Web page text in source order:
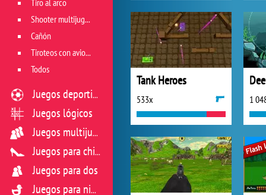
Tank Heroes
533x 1
Tiro al arco
Shooter multijugador
Cañón
Tiroteos con aviones
Todos
Juegos deportivos
Juegos lógicos
Juegos multijugador
Juegos para chicas
Juegos para dos
Juegos para niños